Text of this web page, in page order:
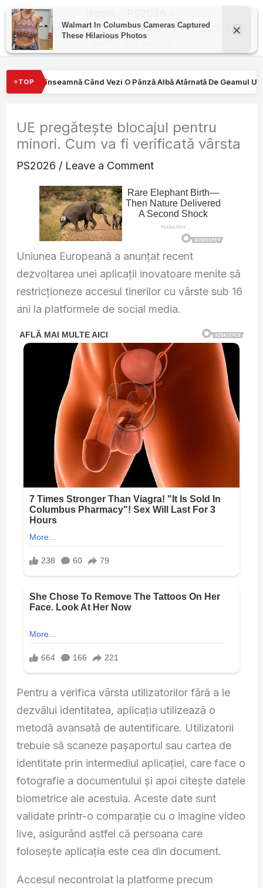
Skip
content
UE pregătește blocajul pentru minori. Cum va fi
TOP
O Pânză Albă Atârnată De Geamul Unei Mașini. Semnalul…
UE pregătește blocajul pentru
minori. Cum va fi verificată vârsta
PS2026 / Leave a Comment
Uniunea Europeană a anunțat recent
dezvoltarea unei aplicații inovatoare menite să
restricționeze accesul tinerilor cu vârste sub 16
ani la platformele de social media.
Pentru a verifica vârsta utilizatorilor fără a le
dezvălui identitatea, aplicația utilizează o
metodă avansată de autentificare. Utilizatorii
trebuie să scaneze pașaportul sau cartea de
identitate prin intermediul aplicației, care face o
fotografie a documentului și apoi citește datele
biometrice ale acestuia. Aceste date sunt
validate printr-o comparație cu o imagine video
live, asigurând astfel că persoana care
folosește aplicația este cea din document.
Accesul necontrolat la platforme precum